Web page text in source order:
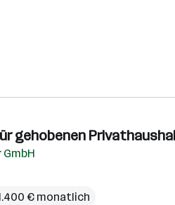
gehobenen
€ monatlich